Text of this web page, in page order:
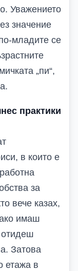
Уважението
значение
младите се
„пи“,
практики
в които е
за
вече казах,
имаш
Затова
етажа в